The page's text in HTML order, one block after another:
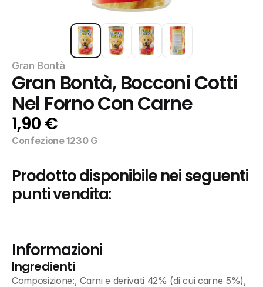
Gran Bontà
Gran Bontà, Bocconi Cotti
Nel Forno Con Carne
1,90 €
Confezione 1230 G
Prodotto disponibile nei seguenti
punti vendita:
Informazioni
Ingredienti
Composizione:, Carni e derivati 42% (di cui carne 5%),